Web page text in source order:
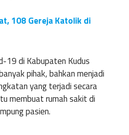
108 Gereja Katolik di
19 di Kabupaten Kudus
pihak, bahkan menjadi
yang terjadi secara
membuat rumah sakit di
pasien.